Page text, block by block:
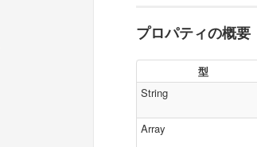
var
    nodeId
    ruleId
}
プロパティの概要
型
String
Array